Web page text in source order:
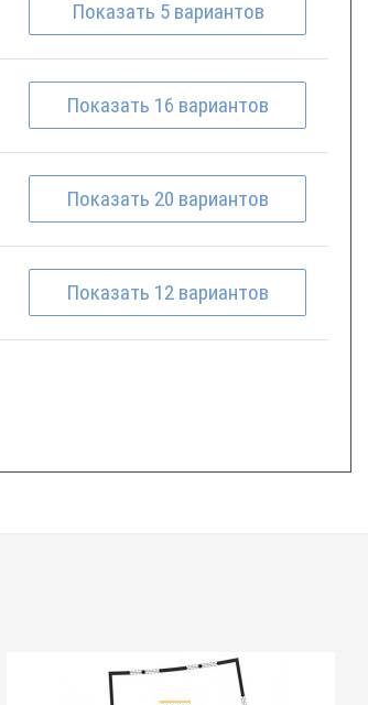
Показать 5 вариантов
Показать 16 вариантов
Показать 20 вариантов
Показать 12 вариантов